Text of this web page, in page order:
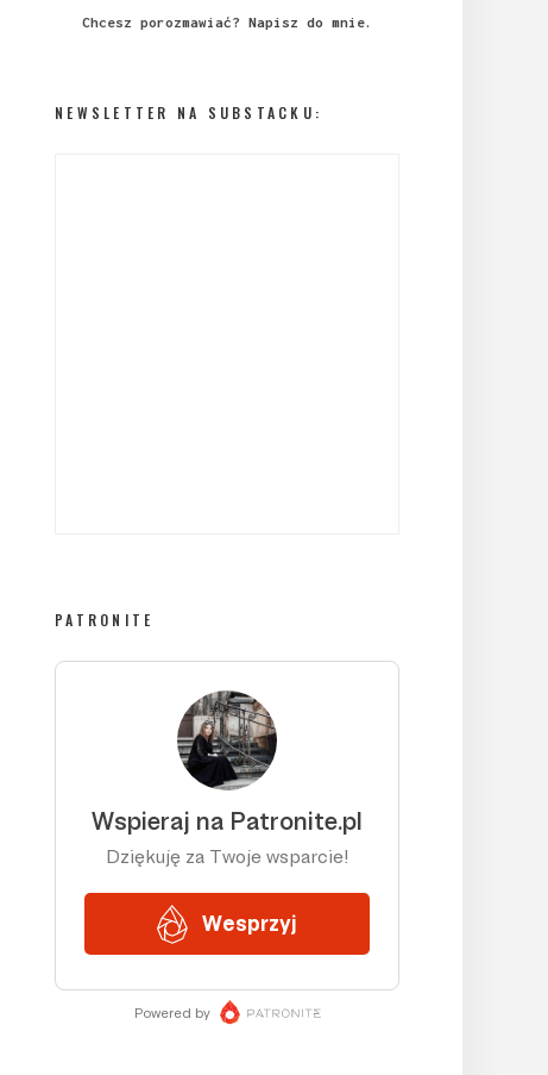
Chcesz porozmawiać? Napisz do mnie.
NEWSLETTER NA SUBSTACKU:
PATRONITE